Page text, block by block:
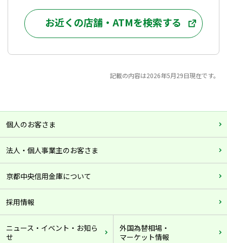
お近くの店舗・ATMを検索する
記載の内容は2026年5月29日現在です。
個人のお客さま
法人・個人事業主のお客さま
京都中央信用金庫について
採用情報
ニュース・イベント・お知ら
せ
外国為替相場・
マーケット情報